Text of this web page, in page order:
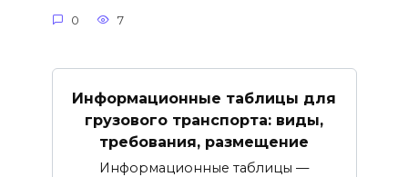
0 7
Информационные таблицы для
грузового транспорта: виды,
требования, размещение
Информационные таблицы —